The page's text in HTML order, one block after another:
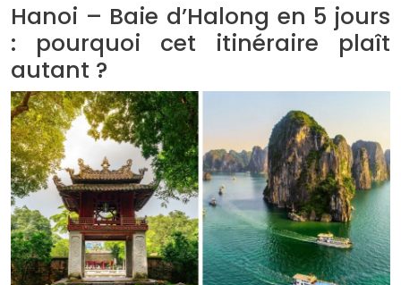
Hanoi – Baie d’Halong en 5 jours
: pourquoi cet itinéraire plaît
autant ?